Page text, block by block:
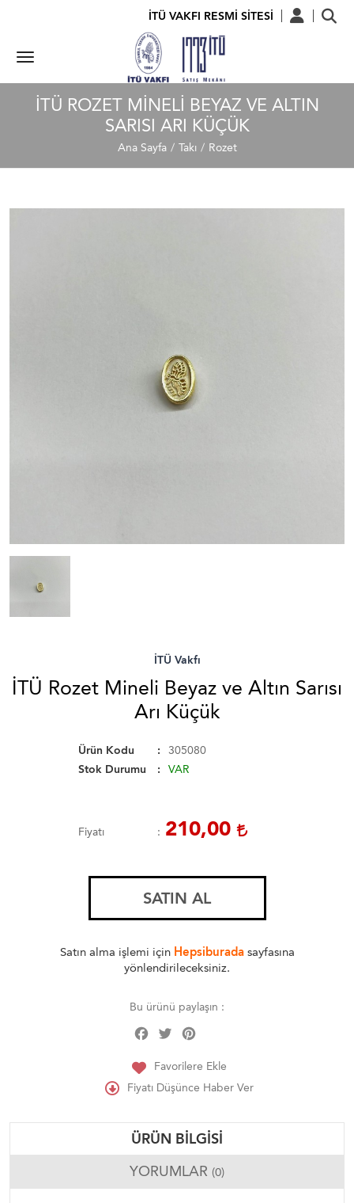
İTÜ VAKFI RESMİ SİTESİ
İTÜ ROZET MINELI BEYAZ VE ALTIN
SARISI ARI KÜÇÜK
Ana Sayfa Takı Rozet
İTÜ Vakfı
İTÜ Rozet Mineli Beyaz ve Altın Sarısı
Arı Küçük
Ürün Kodu
305080
Stok Durumu
VAR
Fiyatı 210,00
SATIN AL
Satın alma işlemi için Hepsiburadasayfasına
yönlendirileceksiniz.
Bu ürünü paylaşın :
Facebook
Twitter
Favorilere Ekle
Fiyatı Düşünce Haber Ver
ÜRÜN BILGISI
YORUMLAR (0)